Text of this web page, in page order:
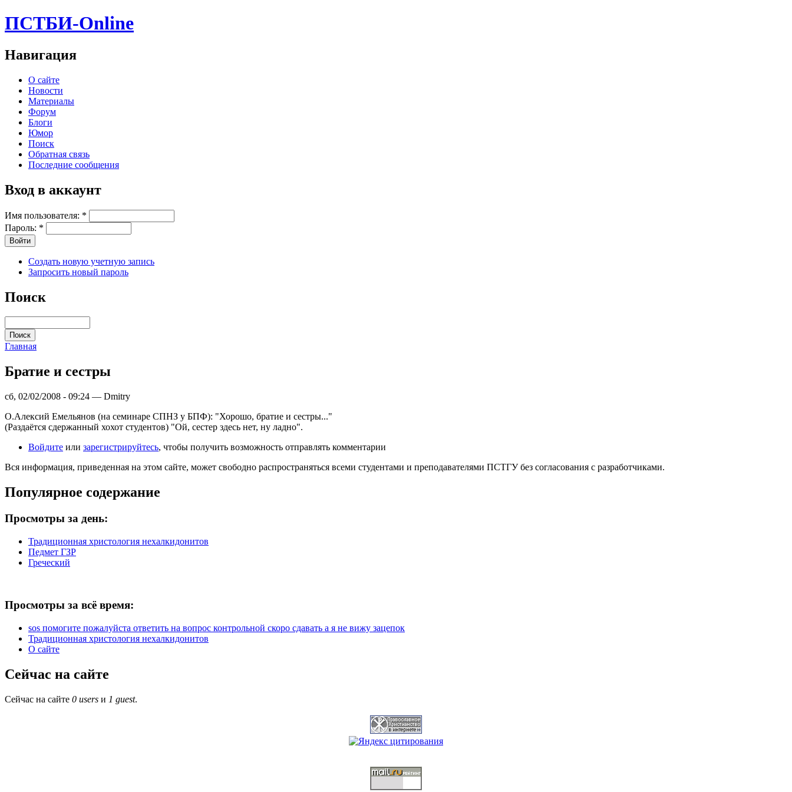
ПСТБИ-Online
Навигация
О сайте
Новости
Материалы
Форум
Блоги
Юмор
Поиск
Обратная связь
Последние сообщения
Вход в аккаунт
Имя пользователя: *
Пароль: *
Создать новую учетную запись
Запросить новый пароль
Поиск
Главная
Братие и сестры
сб, 02/02/2008 - 09:24 — Dmitry
О.Алексий Емельянов (на семинаре СПНЗ у БПФ): "Хорошо, братие и сестры..."
(Раздаётся сдержанный хохот студентов) "Ой, сестер здесь нет, ну ладно".
Войдите или зарегистрируйтесь, чтобы получить возможность отправлять комментарии
Вся информация, приведенная на этом сайте, может свободно распространяться всеми студентами и преподавателями ПСТГУ без согласования с разработчиками.
Популярное содержание
Просмотры за день:
Традиционная христология нехалкидонитов
Педмет ГЗР
Греческий
Просмотры за всё время:
sos помогите пожалуйста ответить на вопрос контрольной скоро сдавать а я не вижу зацепок
Традиционная христология нехалкидонитов
О сайте
Сейчас на сайте
Сейчас на сайте 0 users и 1 guest.